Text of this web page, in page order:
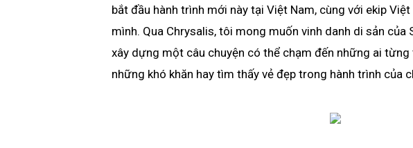
bắt đầu hành trình mới này tại Việt Nam, cùng với ekip
mình. Qua Chrysalis, tôi mong muốn vinh danh di sản của
xây dựng một câu chuyện có thể chạm đến những ai
những khó khăn hay tìm thấy vẻ đẹp trong hành trình của